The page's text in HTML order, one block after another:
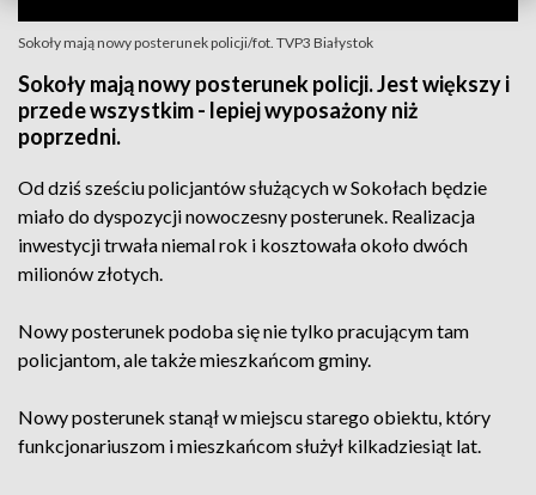
Sokoły mają nowy posterunek policji/fot. TVP3 Białystok
Sokoły mają nowy posterunek policji. Jest większy i
przede wszystkim - lepiej wyposażony niż
poprzedni.
Od dziś sześciu policjantów służących w Sokołach będzie
miało do dyspozycji nowoczesny posterunek. Realizacja
inwestycji trwała niemal rok i kosztowała około dwóch
milionów złotych.
Nowy posterunek podoba się nie tylko pracującym tam
policjantom, ale także mieszkańcom gminy.
Nowy posterunek stanął w miejscu starego obiektu, który
funkcjonariuszom i mieszkańcom służył kilkadziesiąt lat.